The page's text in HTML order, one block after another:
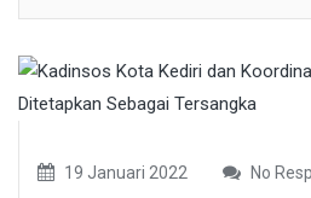
19 Januari 2022 No